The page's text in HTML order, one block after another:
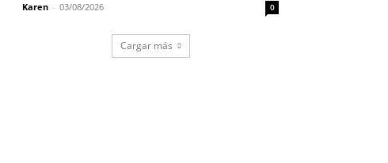
Karen - 03/08/2026 0
Cargar más